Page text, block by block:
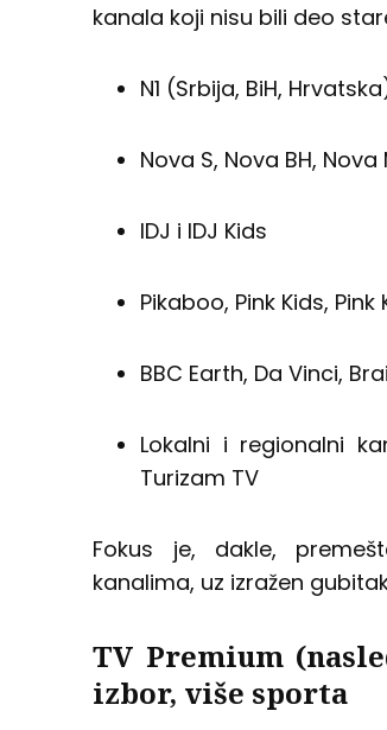
kanala koji nisu bili deo
N1 (Srbija, BiH,
Nova S, Nova BH, Nova
IDJ i IDJ Kids
Pikaboo, Pink Kids, Pink
BBC Earth, Da Vinci,
Lokalni i regionalni
Turizam TV
Fokus je, dakle,
kanalima, uz izražen
TV Premium
izbor, više sporta